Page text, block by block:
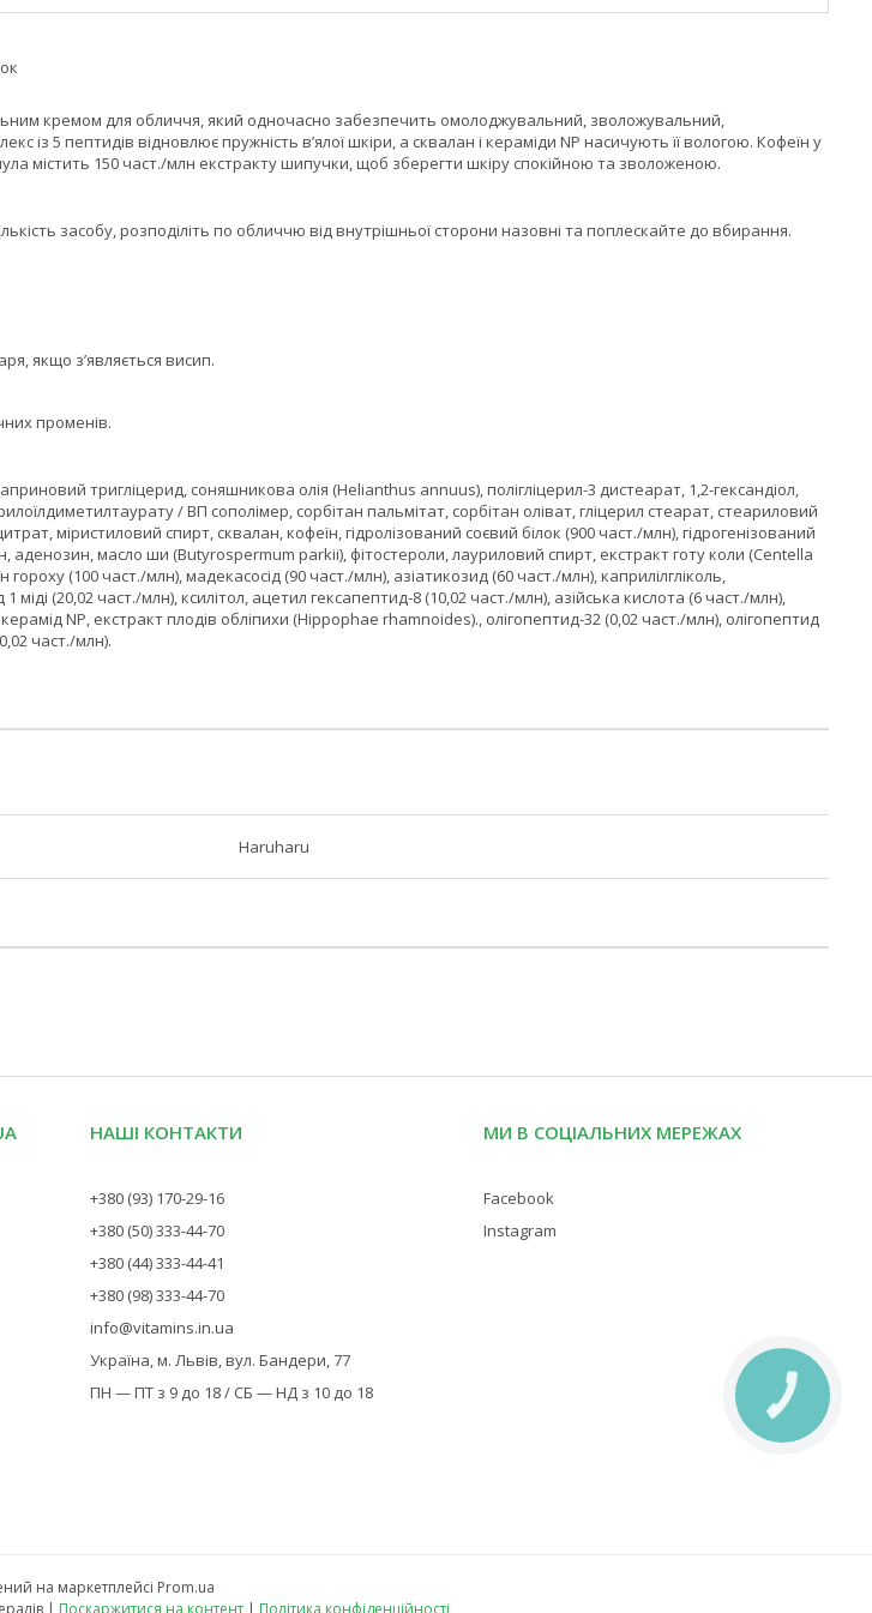
кремом для обличчя, який одночасно забезпечить омолоджувальний, зволожувальний,
із 5 пептидів відновлює пружність в’ялої шкіри, а сквалан і кераміди NP насичують її вологою. Кофеїн у
містить 150 част./млн екстракту шипучки, щоб зберегти шкіру спокійною та зволоженою.
засобу, розподіліть по обличчю від внутрішньої сторони назовні та поплескайте до вбирання.
якщо з’являється висип.
променів.
тригліцерид, соняшникова олія (Helianthus annuus), полігліцерил-3 дистеарат, 1,2-гександіол,
/ ВП сополімер, сорбітан пальмітат, сорбітан оліват, гліцерил стеарат, стеариловий
міристиловий спирт, сквалан, кофеїн, гідролізований соєвий білок (900 част./млн), гідрогенізований
аденозин, масло ши (Butyrospermum parkii), фітостероли, лауриловий спирт, екстракт готу коли (Centella
гороху (100 част./млн), мадекасосід (90 част./млн), азіатикозид (60 част./млн), каприлілгліколь,
міді (20,02 част./млн), ксилітол, ацетил гексапептид-8 (10,02 част./млн), азійська кислота (6 част./млн),
NP, екстракт плодів обліпихи (Hippophae rhamnoides)., олігопептид-32 (0,02 част./млн), олігопептид
част./млн).
Haruharu
НАШІ КОНТАКТИ
+380 (93) 170-29-16
+380 (50) 333-44-70
+380 (44) 333-44-41
+380 (98) 333-44-70
info@vitamins.in.ua
Україна, м. Львів, вул. Бандери, 77
ПН — ПТ з 9 до 18 / СБ — НД з 10 до 18
МИ В СОЦІАЛЬНИХ МЕРЕЖАХ
Facebook
Instagram
на маркетплейсі Prom.ua
Vitamins — інтернет-магазин вітамінів та мінералів | Поскаржитися на контент | Політика конфіденційності
КНОПКА
ЗВ'ЯЗКУ